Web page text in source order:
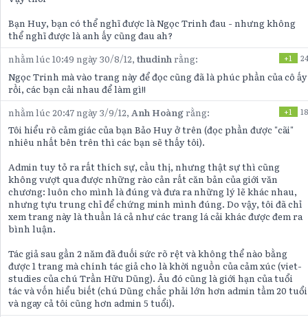
Bạn Huy, bạn có thể nghĩ được là Ngọc Trinh đau - nhưng không
thể nghĩ được là anh ấy cũng đau ah?
nhằm lúc 10:49 ngày 30/8/12,thudinhrằng: +1 24
Ngọc Trinh mà vào trang này để đọc cũng đã là phúc phần của cô ấy
rồi, các bạn cải nhau để làm gì!!
nhằm lúc 20:47 ngày 3/9/12, Anh Hoàngrằng: +1 18
Tôi hiểu rõ cảm giác của bạn Bảo Huy ở trên (đọc phần được "cãi"
nhiêu nhất bên trên thì các bạn sẽ thấy tôi).
Admin tuy tỏ ra rất thích sự, cầu thị, nhưng thật sự thì cũng
không vượt qua được những rào cản rất căn bản của giới văn
chương: luôn cho mình là đúng và đưa ra những lý lẽ khác nhau,
nhưng tựu trung chỉ để chứng minh mình đúng. Do vậy, tôi đã chỉ
xem trang này là thuần lá cả như các trang lá cải khác được đem ra
bình luận.
Tác giả sau gần 2 năm đã đuối sức rõ rệt và không thể nào bằng
được 1 trang mà chính tác giả cho là khời nguồn của cảm xúc (viet-
studies của chú Trần Hữu Dũng). Âu đó cũng là giới hạn của tuổi
tác và vốn hiểu biết (chú Dũng chắc phải lớn hơn admin tầm 20 tuổi
và ngay cả tôi cũng hơn admin 5 tuổi).